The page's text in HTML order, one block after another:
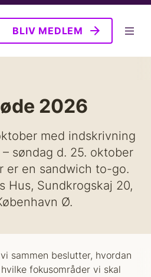
BLIV MEDLEM
2026
med indskrivning
– søndag d. 25. oktober
er en sandwich to-go.
Hus, Sundkrogskaj 20,
Ø.
sammen beslutter, hvordan
fokusområder vi skal